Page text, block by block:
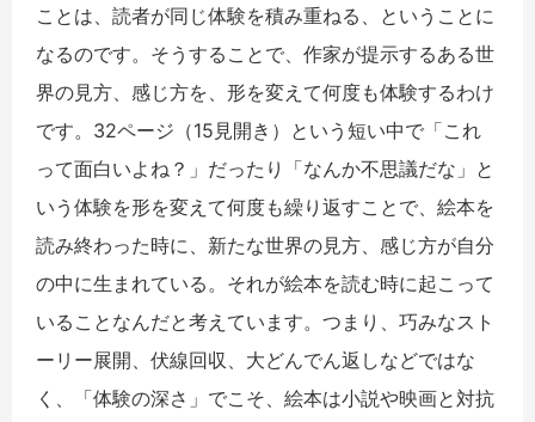
ことは、読者が同じ体験を積み重ねる、ということに
なるのです。そうすることで、作家が提示するある世
界の見方、感じ方を、形を変えて何度も体験するわけ
です。32ページ（15見開き）という短い中で「これ
って面白いよね？」だったり「なんか不思議だな」と
いう体験を形を変えて何度も繰り返すことで、絵本を
読み終わった時に、新たな世界の見方、感じ方が自分
の中に生まれている。それが絵本を読む時に起こって
いることなんだと考えています。つまり、巧みなスト
ーリー展開、伏線回収、大どんでん返しなどではな
く、「体験の深さ」でこそ、絵本は小説や映画と対抗